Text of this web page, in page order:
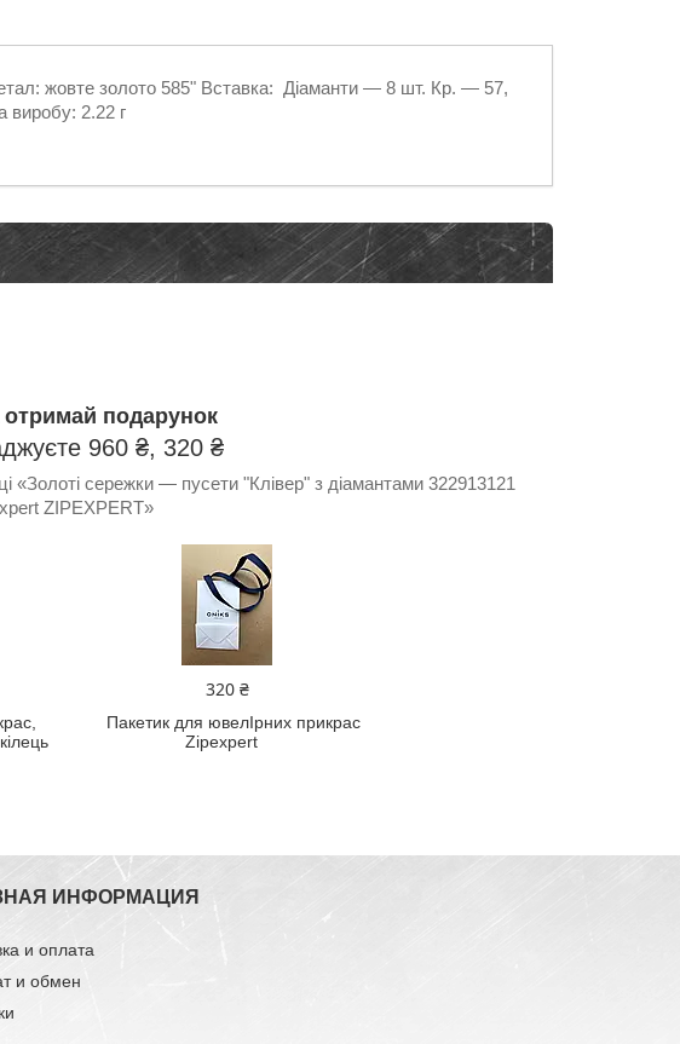
жовте золото 585" Вставка: Діаманти — 8 шт. Кр. — 57,
виробу: 2.22 г
подарунок
960 ₴, 320 ₴
«Золоті сережки — пусети "Клівер" з діамантами 322913121
ZIPEXPERT»
320 ₴
Пакетик для ювелIрних прикрас
Zipexpert
ИНФОРМАЦИЯ
и оплата
и обмен